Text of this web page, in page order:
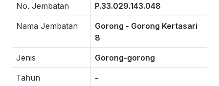
No. Jembatan P.33.029.143.048
Nama Jembatan
Gorong - Gorong Kertasari
8
Jenis Gorong-gorong
Tahun
-